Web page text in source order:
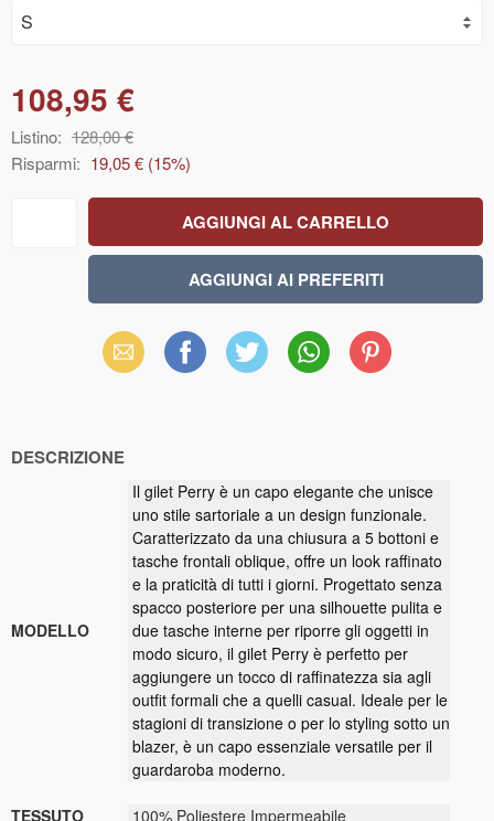
108,95 €
Listino: 128,00 €
Risparmi: 19,05 € (15%)
Email Facebook X WhatsAppPinterest
DESCRIZIONE
MODELLO
Il gilet Perry è un capo elegante che unisce
uno stile sartoriale a un design funzionale.
Caratterizzato da una chiusura a 5 bottoni e
tasche frontali oblique, offre un look raffinato
e la praticità di tutti i giorni. Progettato senza
spacco posteriore per una silhouette pulita e
due tasche interne per riporre gli oggetti in
modo sicuro, il gilet Perry è perfetto per
aggiungere un tocco di raffinatezza sia agli
outfit formali che a quelli casual. Ideale per le
stagioni di transizione o per lo styling sotto un
blazer, è un capo essenziale versatile per il
guardaroba moderno.
TESSUTO 100% Poliestere Impermeabile